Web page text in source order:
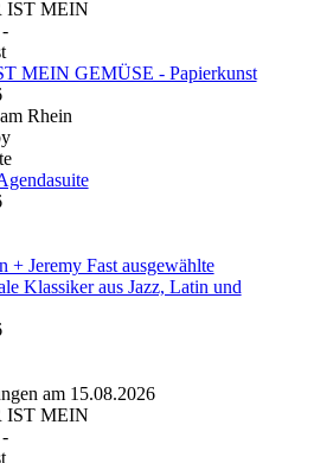
MEIN GEMÜSE - Papierkunst
Rhein
+ Jeremy Fast ausgewählte
Klassiker aus Jazz, Latin und
am 15.08.2026